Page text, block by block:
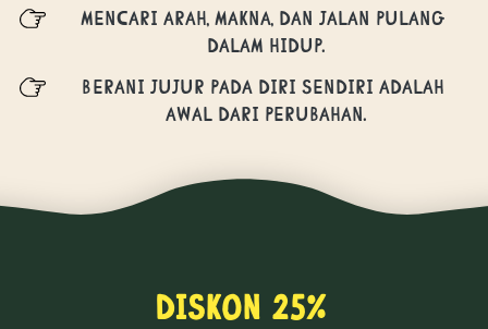
mencari arah, makna, dan jalan pulang
dalam hidup.
Berani jujur pada diri sendiri adalah
awal dari perubahan.
Diskon 25%